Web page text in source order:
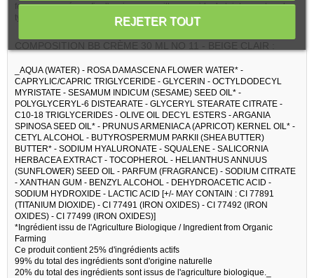
femmes pressées, afin d'avoir un maquillage rapide du teint, pour tous les
types de peaux.
COMPOSITION BB CRÈME 30 ML NO 11 - BEIGE CLAIR :
_AQUA (WATER) - ROSA DAMASCENA FLOWER WATER* -
CAPRYLIC/CAPRIC TRIGLYCERIDE - GLYCERIN - OCTYLDODECYL
MYRISTATE - SESAMUM INDICUM (SESAME) SEED OIL* -
POLYGLYCERYL-6 DISTEARATE - GLYCERYL STEARATE CITRATE -
C10-18 TRIGLYCERIDES - OLIVE OIL DECYL ESTERS - ARGANIA
SPINOSA SEED OIL* - PRUNUS ARMENIACA (APRICOT) KERNEL OIL* -
CETYL ALCOHOL - BUTYROSPERMUM PARKII (SHEA BUTTER)
BUTTER* - SODIUM HYALURONATE - SQUALENE - SALICORNIA
HERBACEA EXTRACT - TOCOPHEROL - HELIANTHUS ANNUUS
(SUNFLOWER) SEED OIL - PARFUM (FRAGRANCE) - SODIUM CITRATE
- XANTHAN GUM - BENZYL ALCOHOL - DEHYDROACETIC ACID -
SODIUM HYDROXIDE - LACTIC ACID [+/- MAY CONTAIN : CI 77891
(TITANIUM DIOXIDE) - CI 77491 (IRON OXIDES) - CI 77492 (IRON
OXIDES) - CI 77499 (IRON OXIDES)]
*Ingrédient issu de l'Agriculture Biologique / Ingredient from Organic
Farming
Ce produit contient 25% d'ingrédients actifs
99% du total des ingrédients sont d'origine naturelle
20% du total des ingrédients sont issus de l'agriculture biologique._
REJETER TOUT